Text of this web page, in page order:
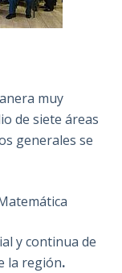
muy
de siete áreas
generales se
y continua de
la región.